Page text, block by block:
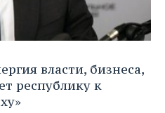
власти, бизнеса,
республику к